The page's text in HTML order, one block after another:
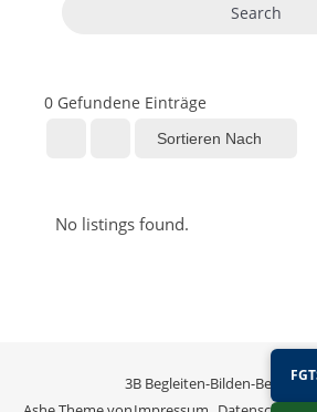
Search
0 Gefundene Einträge
Sortieren Nach
No listings found.
3B Begleiten-Bilden-